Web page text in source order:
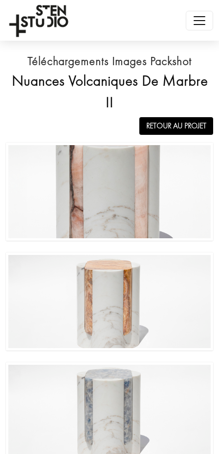
Téléchargements Images Packshot
Nuances Volcaniques De Marbre
II
RETOUR AU PROJET